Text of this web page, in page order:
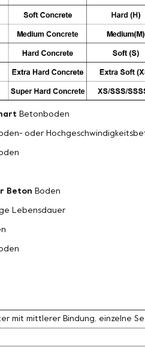
Betonboden
oder
Beton Boden
Lebensdauer
mit mittlerer Bindung, einzelne